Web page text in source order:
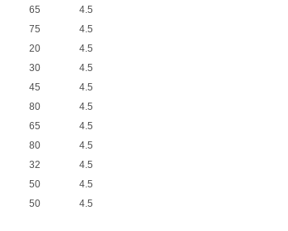
65
4.5
75
4.5
20
4.5
30
4.5
45
4.5
80
4.5
65
4.5
80
4.5
32
4.5
50
4.5
50 4.5